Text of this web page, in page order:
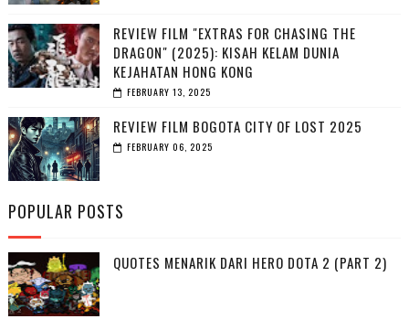
REVIEW FILM "EXTRAS FOR CHASING THE
DRAGON" (2025): KISAH KELAM DUNIA
KEJAHATAN HONG KONG
FEBRUARY 13, 2025
REVIEW FILM BOGOTA CITY OF LOST 2025
FEBRUARY 06, 2025
POPULAR POSTS
QUOTES MENARIK DARI HERO DOTA 2 (PART 2)